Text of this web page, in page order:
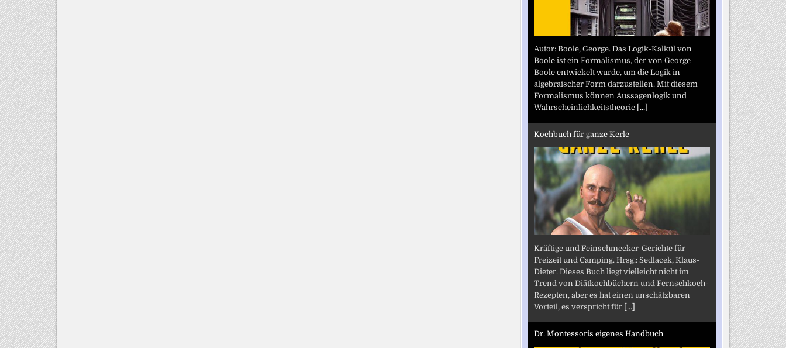
Autor: Boole, George. Das Logik-Kalkül von
Boole ist ein Formalismus, der von George
Boole entwickelt wurde, um die Logik in
algebraischer Form darzustellen. Mit diesem
Formalismus können Aussagenlogik und
Wahrscheinlichkeitstheorie [...]
Kochbuch für ganze Kerle
Kräftige und Feinschmecker-Gerichte für
Freizeit und Camping. Hrsg.: Sedlacek, Klaus-
Dieter. Dieses Buch liegt vielleicht nicht im
Trend von Diätkochbüchern und Fernsehkoch-
Rezepten, aber es hat einen unschätzbaren
Vorteil, es verspricht für [...]
Dr. Montessoris eigenes Handbuch